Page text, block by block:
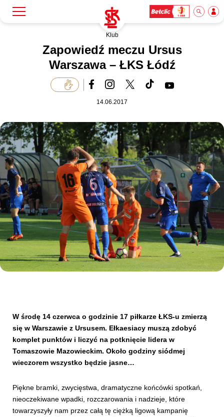
Akademia
Biznes
Dla mediów
Kibice
SKLEP KUP BILET
Klub
Zapowiedź meczu Ursus
Warszawa – ŁKS Łódź
14.06.2017
W środę 14 czerwca o godzinie 17 piłkarze ŁKS-u zmierzą
się w Warszawie z Ursusem. Ełkaesiacy muszą zdobyć
komplet punktów i liczyć na potknięcie lidera w
Tomaszowie Mazowieckim. Około godziny siódmej
wieczorem wszystko będzie jasne…
Piękne bramki, zwycięstwa, dramatyczne końcówki spotkań,
nieoczekiwane wpadki, rozczarowania i nadzieje, które
towarzyszyły nam przez całą tę ciężką ligową kampanię